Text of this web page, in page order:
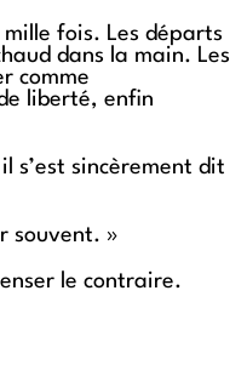
fois. Les départs
dans la main. Les
comme
liberté, enfin
s’est sincèrement dit
souvent. »
le contraire.